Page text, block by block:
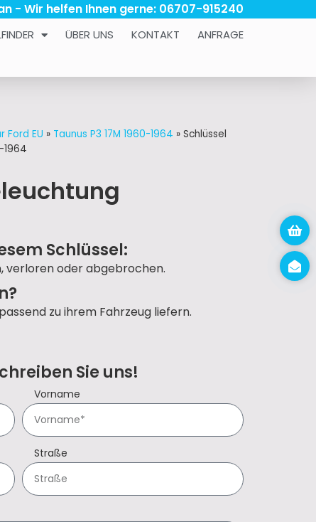
- Wir helfen Ihnen gerne: 06707-915240
ÜBER UNS KONTAKT ANFRAGE
Ford EU » Taunus P3 17M 1960-1964 » Schlüssel
1964
Schlüssel:
verloren oder abgebrochen.
zu ihrem Fahrzeug liefern.
Sie uns!
Vorname
Straße